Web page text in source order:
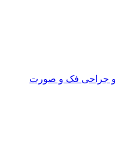
و جراحی فک و صورت